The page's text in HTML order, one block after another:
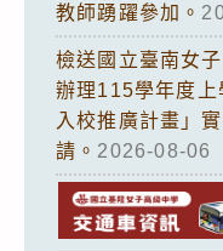
教師踴躍參加。
檢送國立臺南女
辦理115學年度上
入校推廣計畫」
請。 2026-08-06